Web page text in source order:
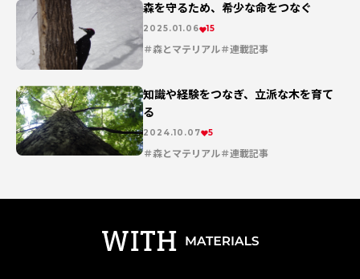
森を守るため、希少な命をつなぐ
2025.01.06 15
森とマテリアル 連載記事
知識や経験をつなぎ、立派な木を育て
る
2024.10.07 5
森とマテリアル 連載記事